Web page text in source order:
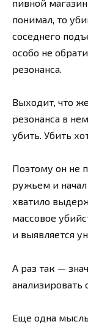
пивной
понимал, то
соседнего
особо не
резонанса.
Выходит, что
резонанса в
убить. Убить
Поэтому он не
ружьем и начал
хватило
массовое
и выявляется
А раз так —
анализировать
Еще одна